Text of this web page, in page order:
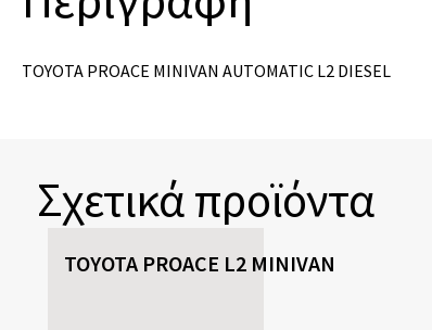
TOYOTA PROACE MINIVAN AUTOMATIC L2 DIESEL
Σχετικά προϊόντα
TOYOTA PROACE L2 MINIVAN